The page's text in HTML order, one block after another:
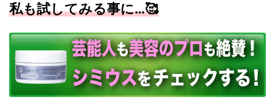
私も試してみる事に…🥰